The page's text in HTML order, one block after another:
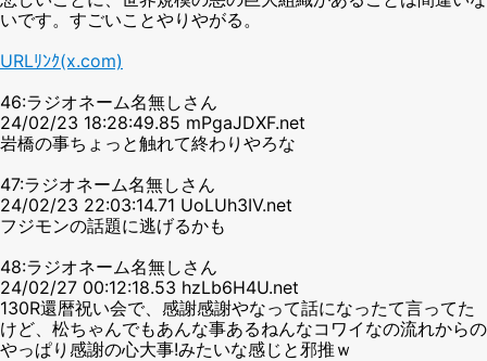
いです。すごいことやりやがる。
URLﾘﾝｸ(x.com)
46:ラジオネーム名無しさん
24/02/23 18:28:49.85 mPgaJDXF.net
岩橋の事ちょっと触れて終わりやろな
47:ラジオネーム名無しさん
24/02/23 22:03:14.71 UoLUh3IV.net
フジモンの話題に逃げるかも
48:ラジオネーム名無しさん
24/02/27 00:12:18.53 hzLb6H4U.net
130R還暦祝い会で、感謝感謝やなって話になったて言ってた
けど、松ちゃんでもあんな事あるねんなコワイなの流れからの
やっぱり感謝の心大事!みたいな感じと邪推ｗ